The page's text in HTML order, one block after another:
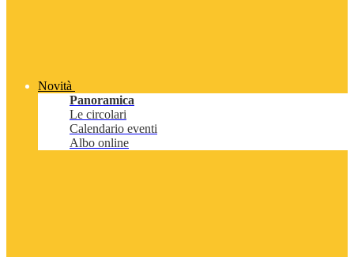
Novità
Panoramica
Le circolari
Calendario eventi
Albo online